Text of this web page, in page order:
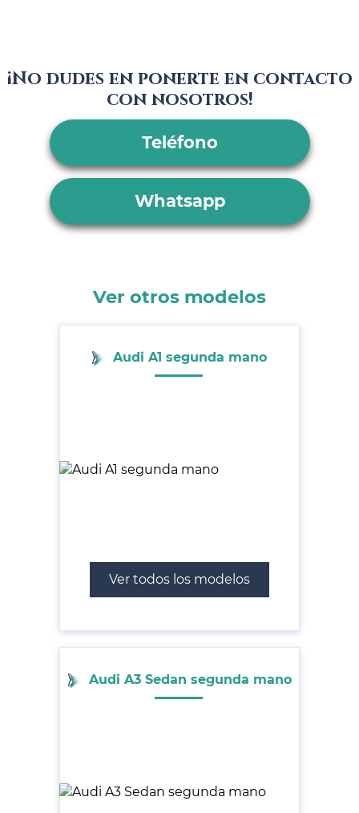
¡No dudes en ponerte en contacto
con nosotros!
Teléfono
Whatsapp
Ver otros modelos
Audi A1 segunda mano
Ver todos los modelos
Audi A3 Sedan segunda mano